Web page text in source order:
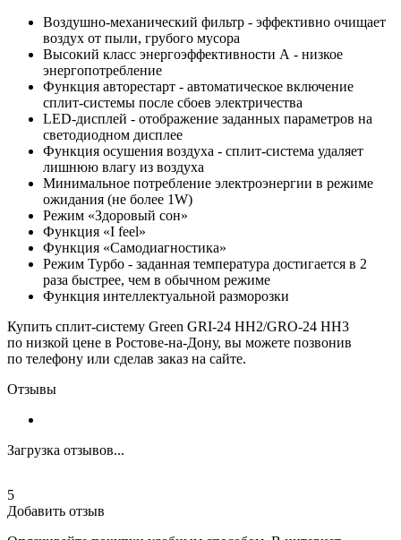
Воздушно-механический фильтр - эффективно очищает
воздух от пыли, грубого мусора
Высокий класс энергоэффективности А - низкое
энергопотребление
Функция авторестарт - автоматическое включение
сплит-системы после сбоев электричества
LED-дисплей - отображение заданных параметров на
светодиодном дисплее
Функция осушения воздуха - сплит-система удаляет
лишнюю влагу из воздуха
Минимальное потребление электроэнергии в режиме
ожидания (не более 1W)
Режим «Здоровый сон»
Функция «I feel»
Функция «Самодиагностика»
Режим Турбо - заданная температура достигается в 2
раза быстрее, чем в обычном режиме
Функция интеллектуальной разморозки
Купить сплит-систему Green GRI-24 HH2/GRO-24 HH3
по низкой цене в Ростове-на-Дону, вы можете позвонив
по телефону или сделав заказ на сайте.
Отзывы
Загрузка отзывов...
5
Добавить отзыв